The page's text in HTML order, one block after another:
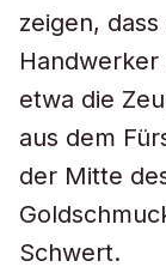
zeigen,
etwa die
aus dem
der Mitte
Schwert.